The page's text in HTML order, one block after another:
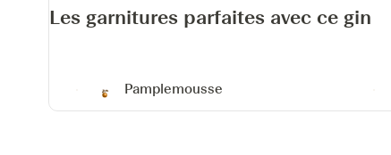
Les garnitures parfaites avec ce gin
Pamplemousse